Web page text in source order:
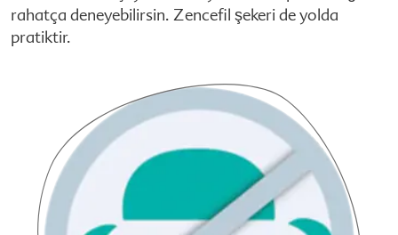
rahatça deneyebilirsin. Zencefil şekeri de yolda
pratiktir.